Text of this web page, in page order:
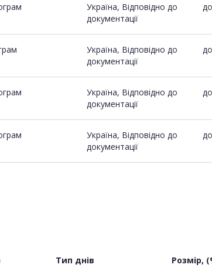
Україна, Відповідно до
документації
до
Україна, Відповідно до
документації
до
Україна, Відповідно до
документації
до
Україна, Відповідно до
документації
до
Тип днів Розмір,